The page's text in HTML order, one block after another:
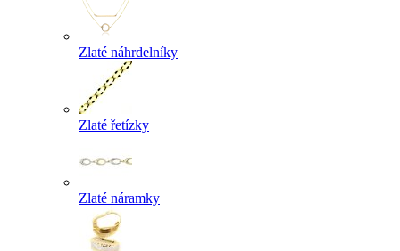
Zlaté náhrdelníky
Zlaté řetízky
Zlaté náramky